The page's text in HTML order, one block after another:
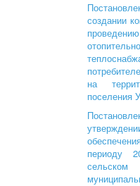
создании
на
поселения
периоду